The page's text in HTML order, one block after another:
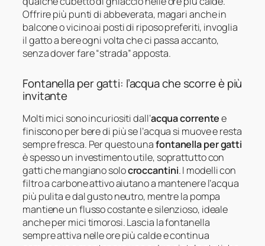
Offrire più punti di abbeverata, magari anche in
balcone o vicino ai posti di riposo preferiti, invoglia
il gatto a bere ogni volta che ci passa accanto,
senza dover fare “strada” apposta.
Fontanella per gatti: l’acqua che scorre è più
invitante
Molti mici sono incuriositi dall’acqua correntee
finiscono per bere di più se l’acqua si muove e resta
sempre fresca. Per questo unafontanella per gatti
è spesso un investimento utile, soprattutto con
gatti che mangiano solocroccantini. I modelli con
filtro a carbone attivo aiutano a mantenere l’acqua
più pulita e dal gusto neutro, mentre la pompa
mantiene un flusso costante e silenzioso, ideale
anche per mici timorosi. Lascia la fontanella
sempre attiva nelle ore più calde e continua